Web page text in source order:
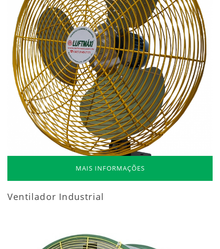
MAIS INFORMAÇÕES
Ventilador Industrial